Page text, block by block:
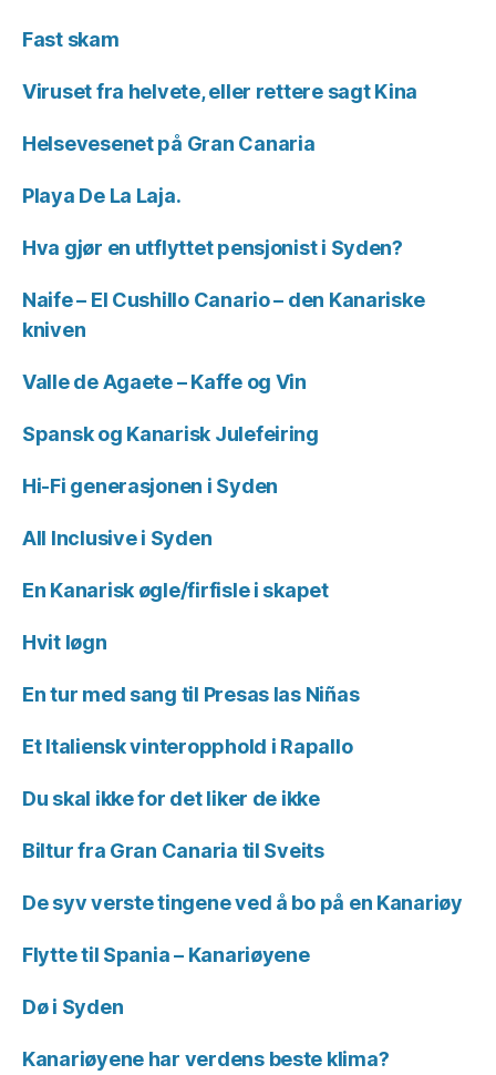
Fast skam
Viruset fra helvete, eller rettere sagt Kina
Helsevesenet på Gran Canaria
Playa De La Laja.
Hva gjør en utflyttet pensjonist i Syden?
Naife – El Cushillo Canario – den Kanariske
kniven
Valle de Agaete – Kaffe og Vin
Spansk og Kanarisk Julefeiring
Hi-Fi generasjonen i Syden
All Inclusive i Syden
En Kanarisk øgle/firfisle i skapet
Hvit løgn
En tur med sang til Presas las Niñas
Et Italiensk vinteropphold i Rapallo
Du skal ikke for det liker de ikke
Biltur fra Gran Canaria til Sveits
De syv verste tingene ved å bo på en Kanariøy
Flytte til Spania – Kanariøyene
Dø i Syden
Kanariøyene har verdens beste klima?